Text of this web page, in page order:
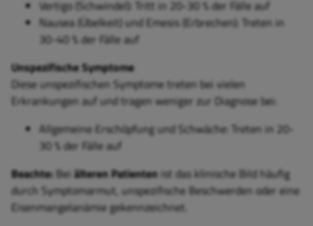
Vertigo (Schwindel): Tritt in 20-30 % der Fälle auf
Nausea (Übelkeit) und Emesis (Erbrechen): Treten in
30-40 % der Fälle auf
Unspezifische Symptome
Diese unspezifischen Symptome treten bei vielen
Erkrankungen auf und tragen weniger zur Diagnose bei:
Allgemeine Erschöpfung und Schwäche: Treten in 20-
30 % der Fälle auf
Beachte:Bei älteren Patientenist das klinische Bild häufig
durch Symptomarmut, unspezifische Beschwerden oder eine
Eisenmangelanämie gekennzeichnet.